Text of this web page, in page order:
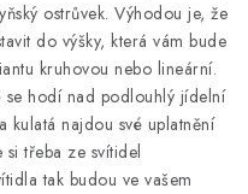
ostrůvek. Výhodou je, že
do výšky, která vám bude
kruhovou nebo lineární.
se hodí nad podlouhlý jídelní
kulatá najdou své uplatnění
třeba ze svítidel
tak budou ve vašem